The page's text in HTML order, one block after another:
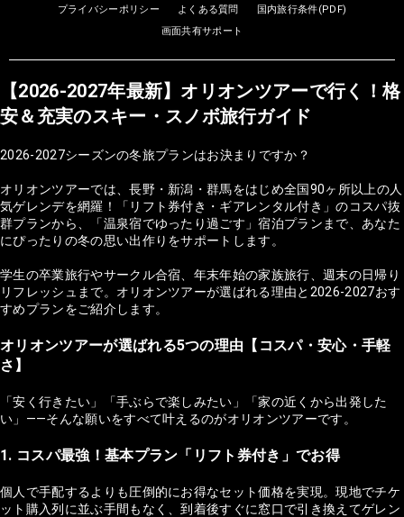
プライバシーポリシー
よくある質問
国内旅行条件(PDF)
画面共有サポート
【2026-2027年最新】オリオンツアーで行く！格
安＆充実のスキー・スノボ旅行ガイド
2026-2027シーズンの冬旅プランはお決まりですか？
オリオンツアーでは、長野・新潟・群馬をはじめ全国90ヶ所以上の人
気ゲレンデを網羅！「リフト券付き・ギアレンタル付き」のコスパ抜
群プランから、「温泉宿でゆったり過ごす」宿泊プランまで、あなた
にぴったりの冬の思い出作りをサポートします。
学生の卒業旅行やサークル合宿、年末年始の家族旅行、週末の日帰り
リフレッシュまで。オリオンツアーが選ばれる理由と2026-2027おす
すめプランをご紹介します。
オリオンツアーが選ばれる5つの理由【コスパ・安心・手軽
さ】
「安く行きたい」「手ぶらで楽しみたい」「家の近くから出発した
い」——そんな願いをすべて叶えるのがオリオンツアーです。
1. コスパ最強！基本プラン「リフト券付き」でお得
個人で手配するよりも圧倒的にお得なセット価格を実現。現地でチケ
ット購入列に並ぶ手間もなく、到着後すぐに窓口で引き換えてゲレン